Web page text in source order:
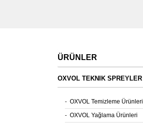
ÜRÜNLER
OXVOL TEKNIK SPREYLER
- OXVOL Temizleme Ürünleri
- OXVOL Yağlama Ürünleri